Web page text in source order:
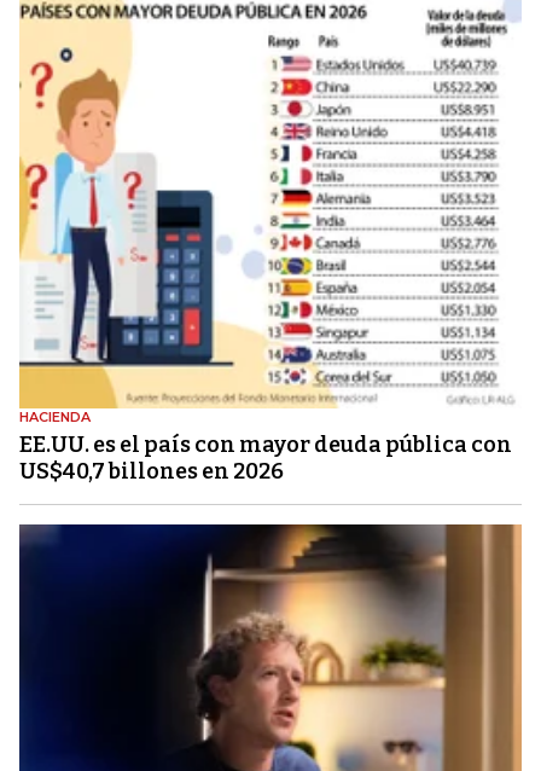
HACIENDA
EE.UU. es el país con mayor deuda pública con
US$40,7 billones en 2026